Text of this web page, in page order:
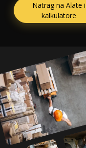
Natrag na Alate i
kalkulatore